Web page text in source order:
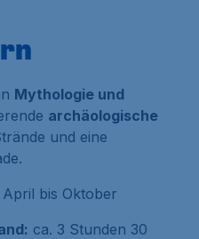
Mythologie und
archäologische
und eine
April bis Oktober
ca. 3 Stunden 30